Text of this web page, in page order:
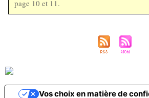
page 10 et 11.
Vos choix en matière de